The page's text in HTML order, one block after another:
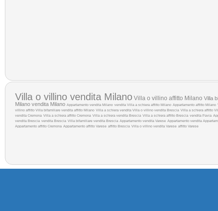
Villa o villino vendita Milano Villa o villino affitto Milano Villa
Milano vendita Milano Appartamento vendita Milano vendita Villa a schiera affitto Milano Appartamento affitto Milano
villino affitto Villa bifamiliare vendita affitto Milano Villa a schiera vendita Villa o villino vendita Brescia Villa a schiera affitto
vendita Cremona Villa a schiera affitto Cremona Villa a schiera vendita Brescia Villa a schiera affitto Brescia vendita Pavia
vendita Brescia vendita Brescia Villa bifamiliare vendita Brescia Appartamento vendita Varese Appartamento vendita
Appartamento affitto Cremona Appartamento affitto Varese affitto Brescia Villa o villino vendita Varese affitto Varese